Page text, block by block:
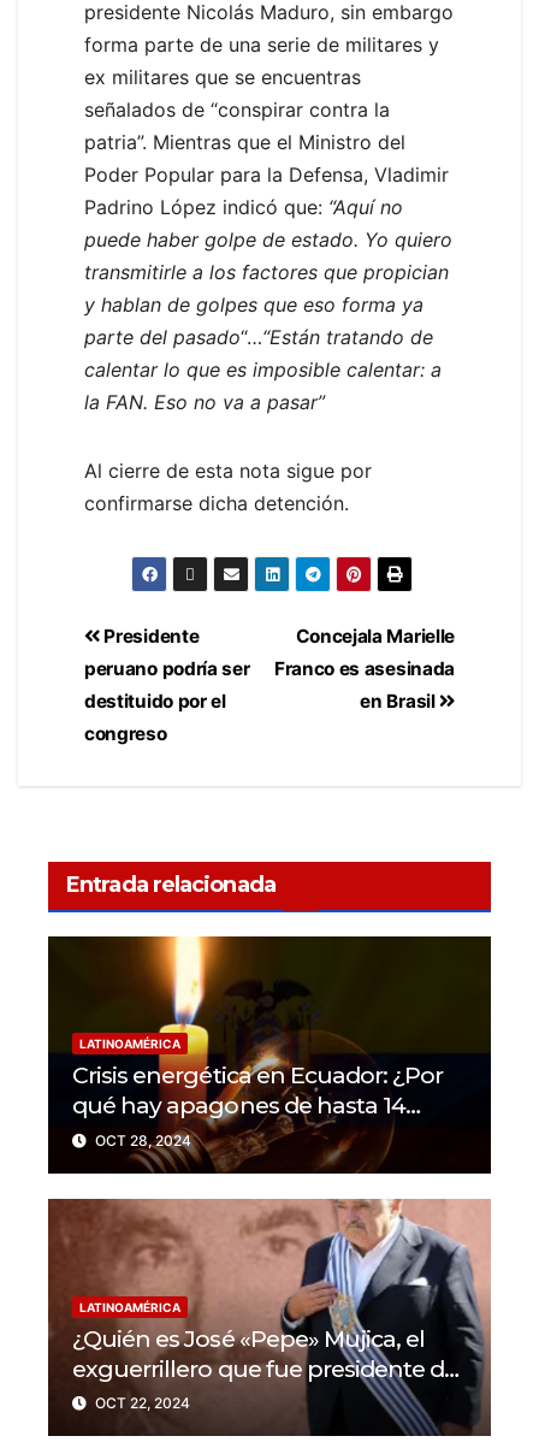
presidente Nicolás Maduro, sin embargo
forma parte de una serie de militares y
ex militares que se encuentras
señalados de “conspirar contra la
patria”. Mientras que el Ministro del
Poder Popular para la Defensa, Vladimir
Padrino López indicó que: “Aquí no
puede haber golpe de estado. Yo quiero
transmitirle a los factores que propician
y hablan de golpes que eso forma ya
parte del pasado“…“Están tratando de
calentar lo que es imposible calentar: a
la FAN. Eso no va a pasar”
Al cierre de esta nota sigue por
confirmarse dicha detención.
Concejala Marielle
Franco es asesinada
en Brasil
Presidente
peruano podría ser
destituido por el
congreso
Entrada relacionada
LATINOAMÉRICA
Crisis energética en Ecuador: ¿Por
qué hay apagones de hasta 14
horas al día?
OCT 28, 2024
LATINOAMÉRICA
¿Quién es José «Pepe» Mujica, el
exguerrillero que fue presidente de
Uruguay?
OCT 22, 2024